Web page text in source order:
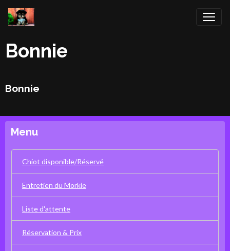
Bonnie
Bonnie
Menu
Chiot disponible/Réservé
Entretien du Morkie
Liste d'attente
Réservation & Prix